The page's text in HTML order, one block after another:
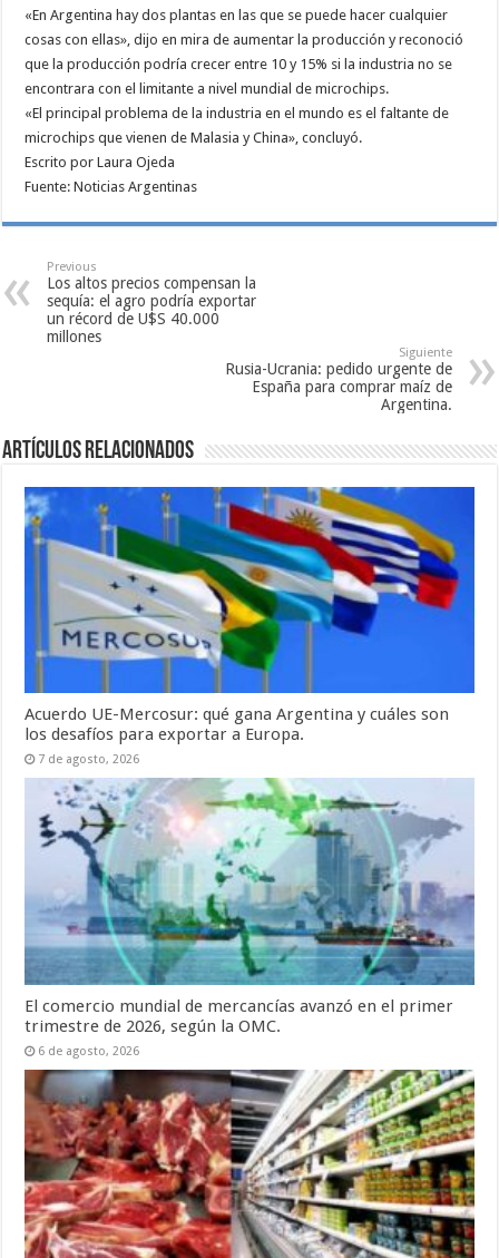
«En Argentina hay dos plantas en las que se puede hacer cualquier
cosas con ellas», dijo en mira de aumentar la producción y reconoció
que la producción podría crecer entre 10 y 15% si la industria no se
encontrara con el limitante a nivel mundial de microchips.
«El principal problema de la industria en el mundo es el faltante de
microchips que vienen de Malasia y China», concluyó.
Escrito por Laura Ojeda
Fuente: Noticias Argentinas
Previous
Los altos precios compensan la
sequía: el agro podría exportar
un récord de U$S 40.000
millones
Siguiente
Rusia-Ucrania: pedido urgente de
España para comprar maíz de
Argentina.
Artículos relacionados
Acuerdo UE-Mercosur: qué gana Argentina y cuáles son
los desafíos para exportar a Europa.
7 de agosto, 2026
El comercio mundial de mercancías avanzó en el primer
trimestre de 2026, según la OMC.
6 de agosto, 2026